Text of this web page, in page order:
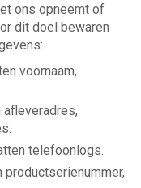
ons opneemt of
dit doel bewaren
voornaam,
telefoonlogs.